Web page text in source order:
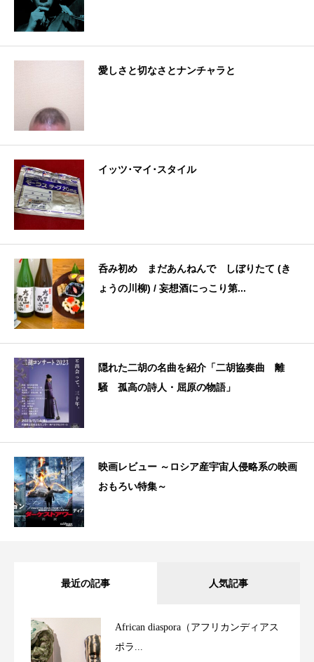
愛しさと切なさとナンチャラと
イッツ･マイ･スタイル
呑み初め まだあんねんで しぼりたて (き
ょうの川柳) / 妄想酒にっこり第...
隠れた二胡の名曲を紹介「二胡協奏曲 離
騒 孤高の詩人・屈原の物語」
映画レビュー ～ロシア産宇宙人侵略系の映画
おもろい特集～
最近の記事 人気記事
African diaspora（アフリカンディアス
ポラ...